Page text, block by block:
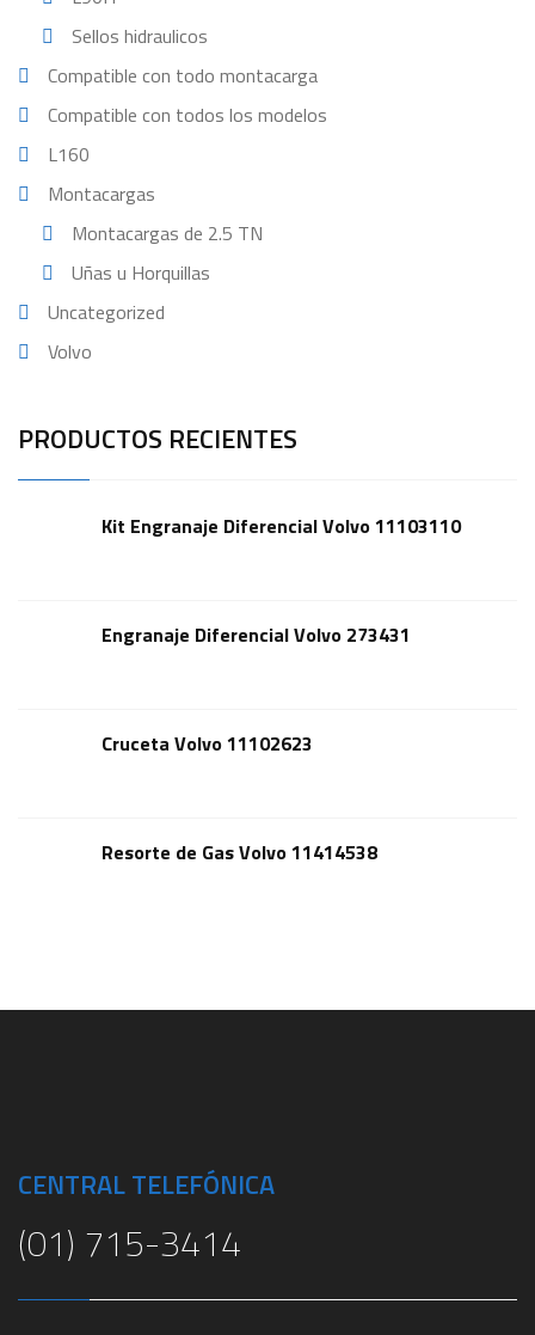
Sellos hidraulicos
Compatible con todo montacarga
Compatible con todos los modelos
L160
Montacargas
Montacargas de 2.5 TN
Uñas u Horquillas
Uncategorized
Volvo
PRODUCTOS RECIENTES
Kit Engranaje Diferencial Volvo 11103110
Engranaje Diferencial Volvo 273431
Cruceta Volvo 11102623
Resorte de Gas Volvo 11414538
CENTRAL TELEFÓNICA
(01) 715-3414